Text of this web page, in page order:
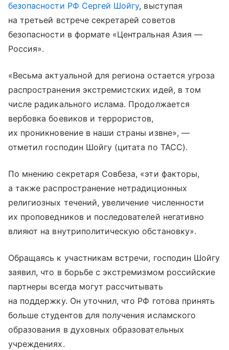
безопасности РФ Сергей Шойгу, выступая
на третьей встрече секретарей советов
безопасности в формате «Центральная Азия —
Россия».
«Весьма актуальной для региона остается угроза
распространения экстремистских идей, в том
числе радикального ислама. Продолжается
вербовка боевиков и террористов,
их проникновение в наши страны извне», —
отметил господин Шойгу (цитата по ТАСС).
По мнению секретаря Совбеза, «эти факторы,
а также распространение нетрадиционных
религиозных течений, увеличение численности
их проповедников и последователей негативно
влияют на внутриполитическую обстановку».
Обращаясь к участникам встречи, господин Шойгу
заявил, что в борьбе с экстремизмом российские
партнеры всегда могут рассчитывать
на поддержку. Он уточнил, что РФ готова принять
больше студентов для получения исламского
образования в духовных образовательных
учреждениях.